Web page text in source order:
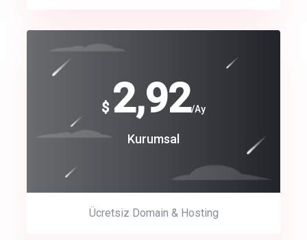
crm auto cync
track energy costs
Get Started
$ 2,92/Ay
Kurumsal
Ücretsiz Domain & Hosting
$
240
Coroprate